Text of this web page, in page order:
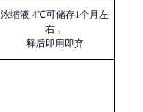
浓缩液 4℃可储存1个月左
右，
释后即用即弃